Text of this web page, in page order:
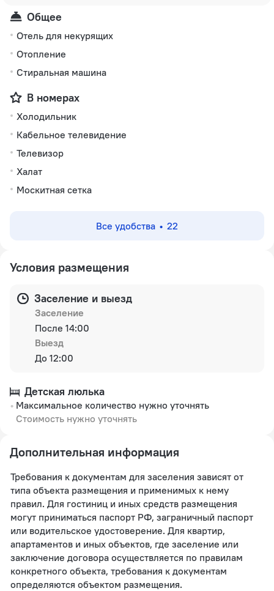
Общее
Отель для некурящих
Отопление
Стиральная машина
В номерах
Холодильник
Кабельное телевидение
Телевизор
Халат
Москитная сетка
Все удобства 22
Условия размещения
Заселение и выезд
Заселение
После 14:00
Выезд
До 12:00
Детская люлька
Максимальное количество нужно уточнять
Стоимость нужно уточнять
Дополнительная информация
Требования к документам для заселения зависят от
типа объекта размещения и применимых к нему
правил. Для гостиниц и иных средств размещения
могут приниматься паспорт РФ, заграничный паспорт
или водительское удостоверение. Для квартир,
апартаментов и иных объектов, где заселение или
заключение договора осуществляется по правилам
конкретного объекта, требования к документам
определяются объектом размещения.